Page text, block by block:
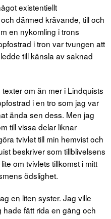
existentiellt
därmed krävande, till och
en nykomling i trons
i tron var tvungen att
till känsla av saknad
om än mer i Lindquists
i en tro som jag var
ända sen dess. Men jag
till vissa delar liknar
tvivlet till min hemvist och
beskriver som tillblivelsens
om tvivlets tillkomst i mitt
ödslighet.
en liten syster. Jag ville
hade fått rida en gång och